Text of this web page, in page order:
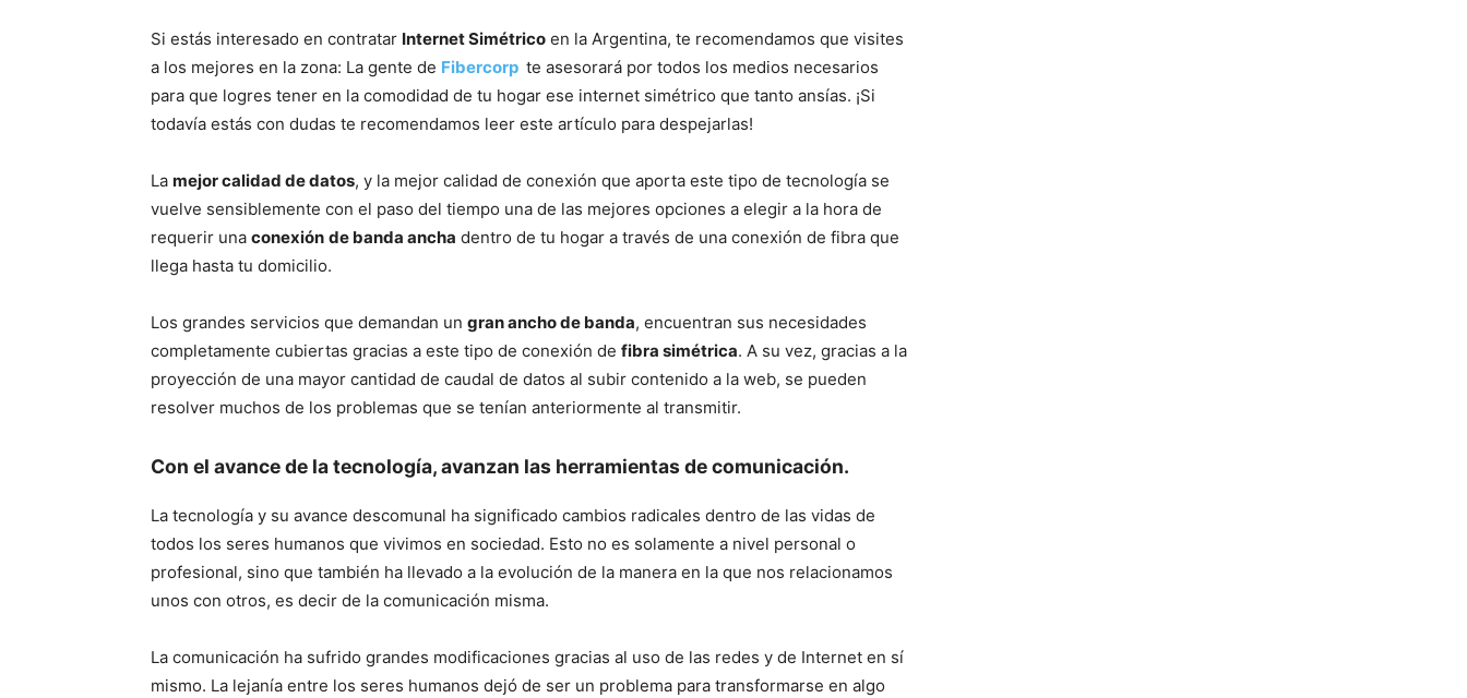
Si estás interesado en contratar Internet Simétrico en la Argentina, te recomendamos que visites
a los mejores en la zona: La gente de Fibercorp te asesorará por todos los medios necesarios
para que logres tener en la comodidad de tu hogar ese internet simétrico que tanto ansías. ¡Si
todavía estás con dudas te recomendamos leer este artículo para despejarlas!
La mejor calidad de datos, y la mejor calidad de conexión que aporta este tipo de tecnología se
vuelve sensiblemente con el paso del tiempo una de las mejores opciones a elegir a la hora de
requerir una conexión de banda ancha dentro de tu hogar a través de una conexión de fibra que
llega hasta tu domicilio.
Los grandes servicios que demandan un gran ancho de banda, encuentran sus necesidades
completamente cubiertas gracias a este tipo de conexión de fibra simétrica. A su vez, gracias a la
proyección de una mayor cantidad de caudal de datos al subir contenido a la web, se pueden
resolver muchos de los problemas que se tenían anteriormente al transmitir.
Con el avance de la tecnología, avanzan las herramientas de comunicación.
La tecnología y su avance descomunal ha significado cambios radicales dentro de las vidas de
todos los seres humanos que vivimos en sociedad. Esto no es solamente a nivel personal o
profesional, sino que también ha llevado a la evolución de la manera en la que nos relacionamos
unos con otros, es decir de la comunicación misma.
La comunicación ha sufrido grandes modificaciones gracias al uso de las redes y de Internet en sí
mismo. La lejanía entre los seres humanos dejó de ser un problema para transformarse en algo